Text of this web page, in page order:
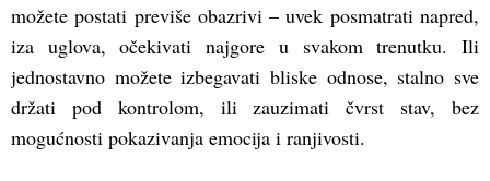
možete postati previše obazrivi – uvek posmatrati napred,
iza uglova, očekivati najgore u svakom trenutku. Ili
jednostavno možete izbegavati bliske odnose, stalno sve
držati pod kontrolom, ili zauzimati čvrst stav, bez
mogućnosti pokazivanja emocija i ranjivosti.